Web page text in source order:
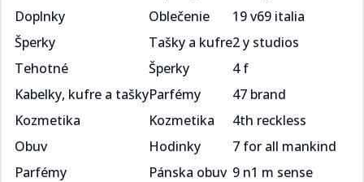
Doplnky
Šperky
Tehotné
Kabelky, kufre a tašky
Kozmetika
Obuv
Parfémy
Oblečenie
Tašky a kufre
Šperky
Parfémy
Kozmetika
Hodinky
Pánska obuv
19 v69 italia
2 y studios
4 f
47 brand
4th reckless
7 for all mankind
9 n1 m sense